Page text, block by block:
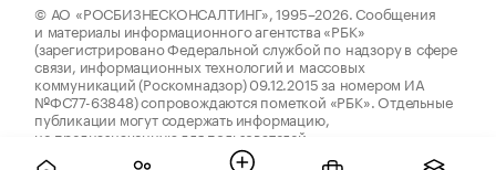
© АО «РОСБИЗНЕСКОНСАЛТИНГ»,1995–2026.Сообщения
и материалы информационного агентства «РБК»
(зарегистрировано Федеральной службой по надзору в сфере
связи, информационных технологий и массовых
коммуникаций (Роскомнадзор) 09.12.2015 за номером ИА
№ФС77-63848) сопровождаются пометкой «РБК». Отдельные
публикации могут содержать информацию,
не предназначенную для пользователей
до 18 лет.
companycardsfeedback@rbc.ru